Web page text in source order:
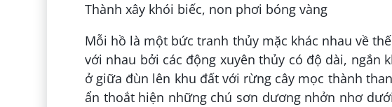
Thành xây khói biếc, non phơi bóng vàng
Mỗi hồ là một bức tranh thủy mặc khác nhau về
với nhau bởi các động xuyên thủy có độ dài, ngắn
ở giữa đùn lên khu đất với rừng cây mọc thành
ẩn thoắt hiện những chú sơn dương nhởn nhơ